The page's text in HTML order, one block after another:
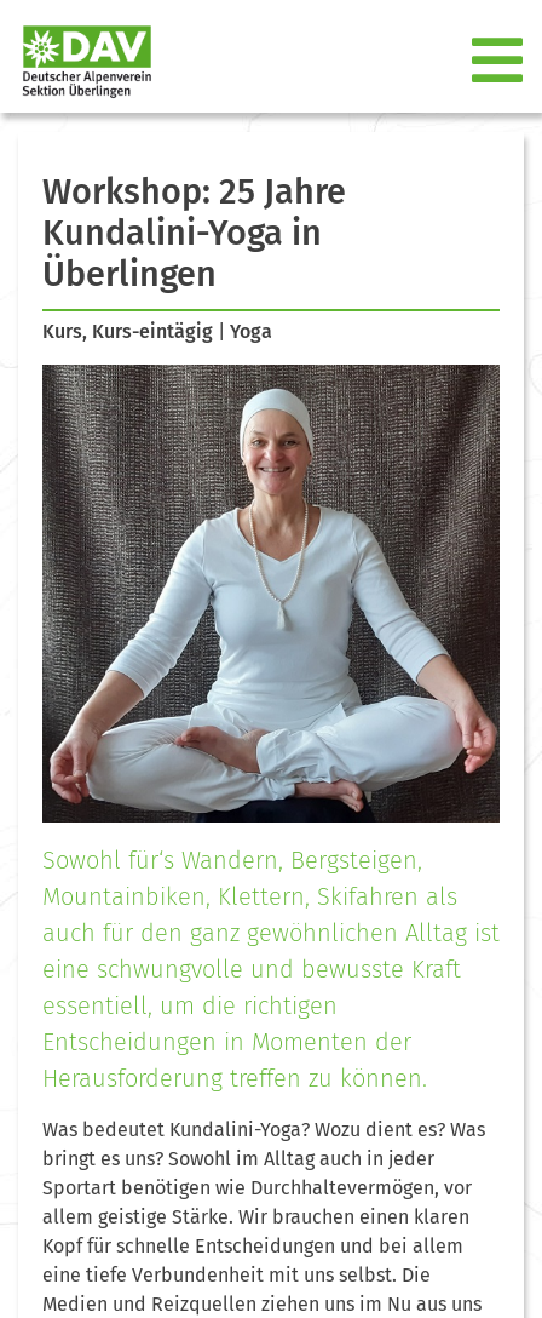
Workshop: 25 Jahre
Kundalini-Yoga in
Überlingen
Kurs, Kurs-eintägig Yoga
Sowohl für‘s Wandern, Bergsteigen,
Mountainbiken, Klettern, Skifahren als
auch für den ganz gewöhnlichen Alltag ist
eine schwungvolle und bewusste Kraft
essentiell, um die richtigen
Entscheidungen in Momenten der
Herausforderung treffen zu können.
Was bedeutet Kundalini-Yoga? Wozu dient es? Was
bringt es uns? Sowohl im Alltag auch in jeder
Sportart benötigen wie Durchhaltevermögen, vor
allem geistige Stärke. Wir brauchen einen klaren
Kopf für schnelle Entscheidungen und bei allem
eine tiefe Verbundenheit mit uns selbst. Die
Medien und Reizquellen ziehen uns im Nu aus uns